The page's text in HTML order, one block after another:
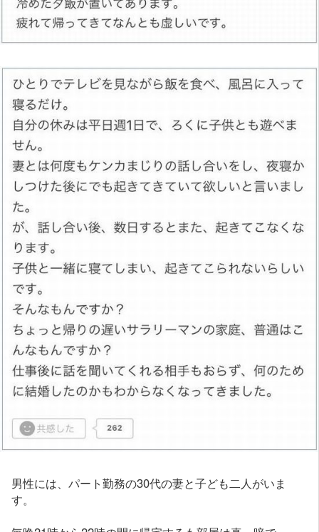
男性には、パート勤務の30代の妻と子ども二人がいま
す。